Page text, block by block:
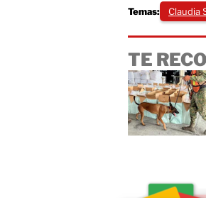
Temas: Claudia
TE